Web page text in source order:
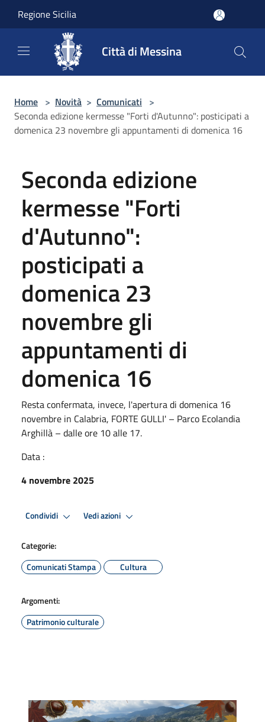
Regione Sicilia
Città di Messina
Home > Novità > Comunicati >
Seconda edizione kermesse "Forti d'Autunno": posticipati a
domenica 23 novembre gli appuntamenti di domenica 16
Seconda edizione
kermesse "Forti
d'Autunno":
posticipati a
domenica 23
novembre gli
appuntamenti di
domenica 16
Resta confermata, invece, l'apertura di domenica 16
novembre in Calabria, FORTE GULLI' – Parco Ecolandia
Arghillà – dalle ore 10 alle 17.
Data :
4 novembre 2025
Condividi Vedi azioni
Categorie:
Comunicati Stampa
Cultura
Argomenti:
Patrimonio culturale